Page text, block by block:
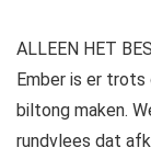
ALLEEN HET
Ember is er
biltong maken.
rundvlees dat